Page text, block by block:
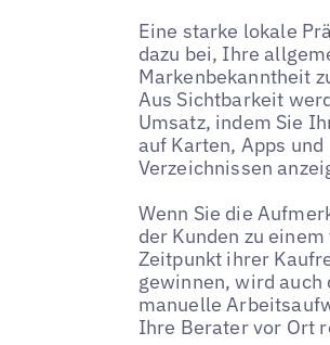
Eine starke lokale
dazu bei, Ihre
Markenbekanntheit
Aus Sichtbarkeit
Umsatz, indem Sie
auf Karten, Apps und
Verzeichnissen
Wenn Sie die
der Kunden zu
Zeitpunkt ihrer
gewinnen, wird auch
manuelle
Ihre Berater vor Ort